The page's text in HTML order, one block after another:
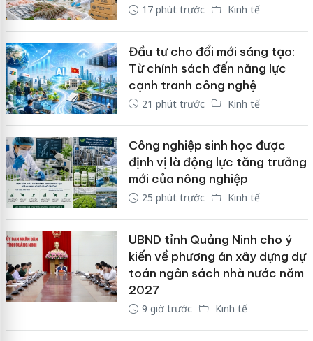
17 phút trước Kinh tế
Đầu tư cho đổi mới sáng tạo:
Từ chính sách đến năng lực
cạnh tranh công nghệ
21 phút trước Kinh tế
Công nghiệp sinh học được
định vị là động lực tăng trưởng
mới của nông nghiệp
25 phút trước Kinh tế
UBND tỉnh Quảng Ninh cho ý
kiến về phương án xây dựng dự
toán ngân sách nhà nước năm
2027
9 giờ trước Kinh tế